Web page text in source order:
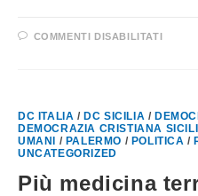
COMMENTI DISABILITATI
DC ITALIA / DC SICILIA /
DEMOCRAZIA CRISTIANA
UMANI
/ PALERMO / POLITICA /
UNCATEGORIZED
Più medicina